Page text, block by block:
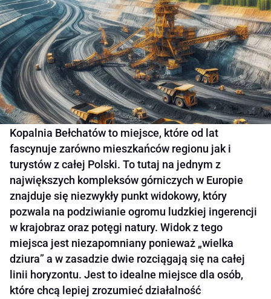
Kopalnia Bełchatów to miejsce, które od lat
fascynuje zarówno mieszkańców regionu jak i
turystów z całej Polski. To tutaj na jednym z
największych kompleksów górniczych w Europie
znajduje się niezwykły punkt widokowy, który
pozwala na podziwianie ogromu ludzkiej ingerencji
w krajobraz oraz potęgi natury. Widok z tego
miejsca jest niezapomniany ponieważ „wielka
dziura” a w zasadzie dwie rozciągają się na całej
linii horyzontu. Jest to idealne miejsce dla osób,
które chcą lepiej zrozumieć działalność